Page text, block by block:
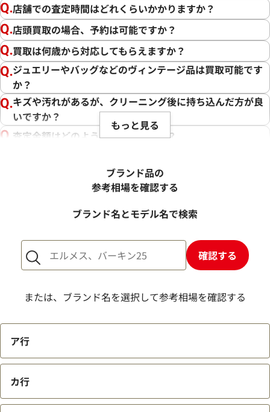
店舗での査定時間はどれくらいかかりますか？
店頭買取の場合、予約は可能ですか？
買取は何歳から対応してもらえますか？
ジュエリーやバッグなどのヴィンテージ品は買取可能です
か？
キズや汚れがあるが、クリーニング後に持ち込んだ方が良
いですか？
査定金額はどのように決まりますか？
売却するか悩んでいるのですが、査定だけお願いできます
1点からでも査定できますか？
もっと見る
ブランド品の
参考相場を確認する
ブランド名とモデル名で検索
確認する
または、ブランド名を選択して参考相場を確認する
ア行
カ行